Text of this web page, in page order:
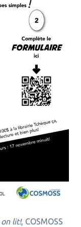
on lit!, COSMOSS